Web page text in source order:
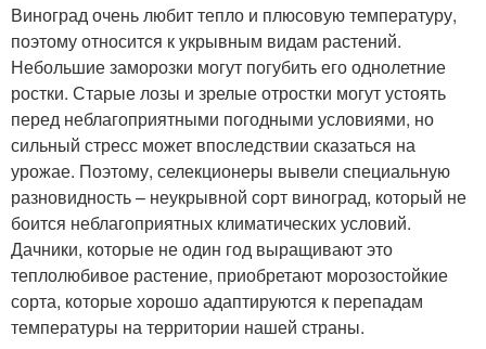
Виноград очень любит тепло и плюсовую температуру,
поэтому относится к укрывным видам растений.
Небольшие заморозки могут погубить его однолетние
ростки. Старые лозы и зрелые отростки могут устоять
перед неблагоприятными погодными условиями, но
сильный стресс может впоследствии сказаться на
урожае. Поэтому, селекционеры вывели специальную
разновидность – неукрывной сорт виноград, который не
боится неблагоприятных климатических условий.
Дачники, которые не один год выращивают это
теплолюбивое растение, приобретают морозостойкие
сорта, которые хорошо адаптируются к перепадам
температуры на территории нашей страны.